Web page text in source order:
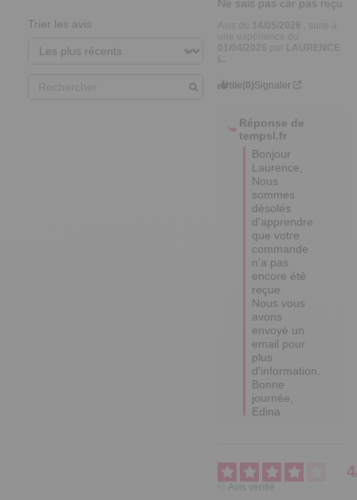
Trier les avis
Ne sais pas car pas reçu
Utile(0)Signaler
Réponse de
tempsl.fr
Bonjour
Laurence,
Nous
sommes
désolés
d'apprendre
que votre
commande
n'a pas
encore été
reçue.
Nous vous
avons
envoyé un
email pour
plus
d'information.
Bonne
journée,
Edina
4
Avis vérifié